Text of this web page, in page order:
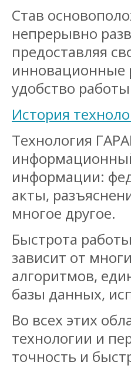
Став
непрерывно
предоставляя
инновационные
удобство
История
Технология
информации:
акты,
многое другое.
Быстрота
зависит от
алгоритмов,
базы данных,
Во всех этих
технологии и
точность и